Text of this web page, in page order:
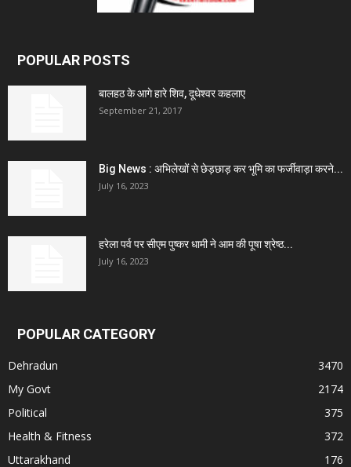
POPULAR POSTS
बालहठ के आगे हारे शिव, दूधेश्वर कहलाए
September 21, 2017
Big News : अभिलेखों से छेड़छाड़ कर भूमि का फर्जीवाड़ा करने...
July 16, 2023
हरेला पर्व पर सीएम पुष्कर धामी ने आम की पूषा श्रेष्ठ...
July 16, 2023
POPULAR CATEGORY
Dehradun
3470
My Govt
2174
Political
375
Health & Fitness
372
Uttarakhand
176